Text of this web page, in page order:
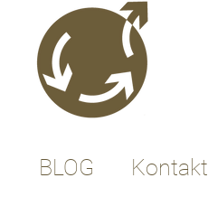
BLOG Kontakt